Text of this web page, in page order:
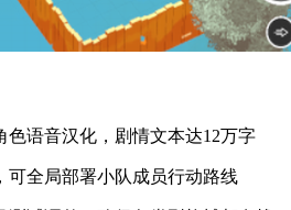
色语音汉化，剧情文本达12万字
可全局部署小队成员行动路线